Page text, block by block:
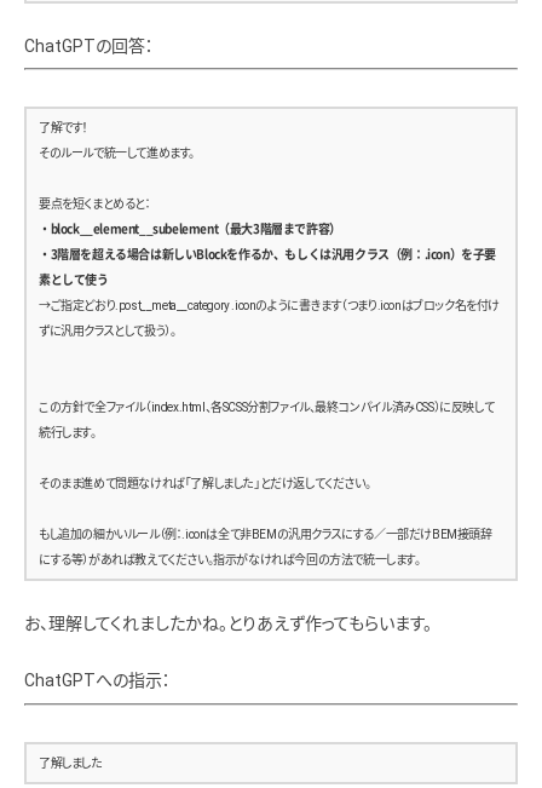
max-width: 1200px;
margin: 0 auto;
section {
flex: 1;
}
h4 {
font-size: 1.6rem;
margin-bottom: 1rem;
}
list-style: none;
padding: 0;
a {
text-decoration: none;
}
.twitter-box {
height: 200px;
display: flex;
justify-content: center;
color: #666;
ChatGPTの回答：
了解です！
そのルールで統一して進めます。
要点を短くまとめると：
・block__element__subelement（最大3階層まで許容）
・3階層を超える場合は新しいBlockを作るか、もしくは汎用クラス（例：.icon）を子要
素として使う
→ご指定どおり.post__meta__category .iconのように書きます（つまり.iconはブロック名を付け
ずに汎用クラスとして扱う）。
この方針で全ファイル（index.html、各SCSS分割ファイル、最終コンパイル済みCSS）に反映して
続行します。
そのまま進めて問題なければ「了解しました」とだけ返してください。
もし追加の細かいルール（例：.iconは全て非BEMの汎用クラスにする／一部だけBEM接頭辞
にする等）があれば教えてください。指示がなければ今回の方法で統一します。
お、理解してくれましたかね。とりあえず作ってもらいます。
ChatGPTへの指示：
了解しました